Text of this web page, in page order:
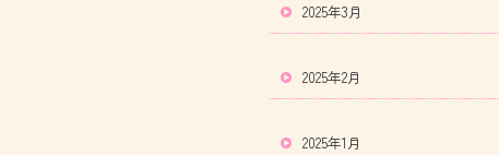
2025年3月
2025年2月
2025年1月